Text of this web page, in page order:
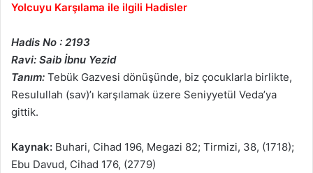
Yolcuyu Karşılama ile ilgili Hadisler
Hadis No : 2193
Ravi: Saib İbnu Yezid
Tanım: Tebük Gazvesi dönüşünde, biz çocuklarla birlikte,
Resulullah (sav)’ı karşılamak üzere Seniyyetül Veda’ya
gittik.
Kaynak: Buhari, Cihad 196, Megazi 82; Tirmizi, 38, (1718);
Ebu Davud, Cihad 176, (2779)